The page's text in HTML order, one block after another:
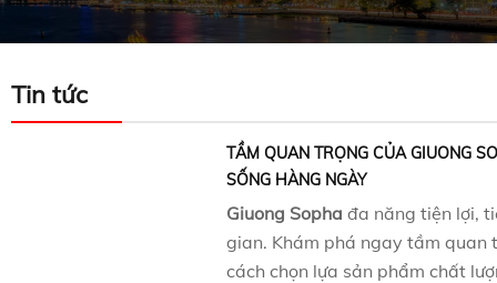
Tin tức
TẦM QUAN TRỌNG CỦA GIUONG
SỐNG HÀNG NGÀY
Giuong Sopha đa năng tiện lợi,
gian. Khám phá ngay tầm quan
cách chọn lựa sản phẩm chất